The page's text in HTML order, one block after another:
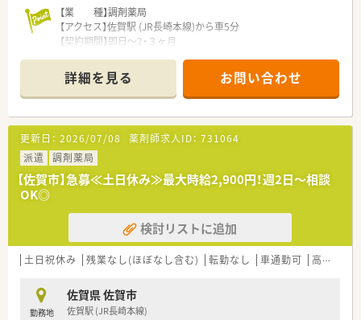
【業 種】調剤薬局
【アクセス】佐賀駅 (JR長崎本線)から車5分
【契約期間】即日～2・３ヶ月
【勤務時間】月～金 09：00～18：00（休憩60分）
※週2～5日で相談可能
【応需科目】内科,循環器科
【応需枚数】60枚/日
【人員体制】薬剤師2名、事務員2名
********************************
＼手厚いサポートが魅力のファルマスタッフ／
■万全のサポート体制：2名体制で担当がつきしっかりサポート！
償責任保険
■充実の休暇制度：有給休暇(6ヶ月以上勤務)、夏季休暇、慶弔休
暇など
まずはお気軽にお問い合わせください。
詳細を見る お問い合わせ
更新日： 2026/07/08 薬剤師求人ID： 731064
派遣
調剤薬局
【佐賀市】急募≪土日休み≫最大時給2,900円！週2日～相談
OK◎
検討リストに追加
土日祝休み 残業なし(ほぼなし含む) 転勤なし 車通勤可 高時給(2,500円以上)
勤務地
佐賀県 佐賀市
佐賀駅 (JR長崎本線)